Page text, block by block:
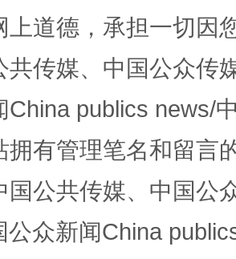
药下症？
上道德，承担一切因
共传媒、中国公众传
China publics news/
拥有管理笔名和留言
国公共传媒、中国公
公众新闻China